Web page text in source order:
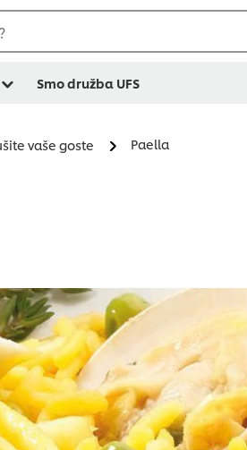
Smo družba UFS
vaše goste Paella